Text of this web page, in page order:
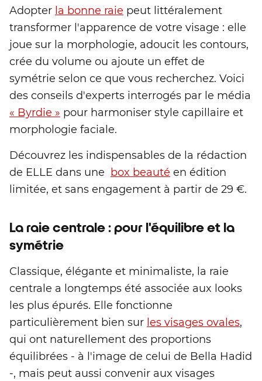
Adopter la bonne raie peut littéralement
transformer l'apparence de votre visage : elle
joue sur la morphologie, adoucit les contours,
crée du volume ou ajoute un effet de
symétrie selon ce que vous recherchez. Voici
des conseils d'experts interrogés par le média
« Byrdie » pour harmoniser style capillaire et
morphologie faciale.
Découvrez les indispensables de la rédaction
de ELLE dans une
box beauté en édition
limitée, et sans engagement à partir de 29 €.
La raie centrale : pour l'équilibre et la
symétrie
Classique, élégante et minimaliste, la raie
centrale a longtemps été associée aux looks
les plus épurés. Elle fonctionne
particulièrement bien sur les visages ovales,
qui ont naturellement des proportions
équilibrées - à l'image de celui de Bella Hadid
-, mais peut aussi convenir aux visages